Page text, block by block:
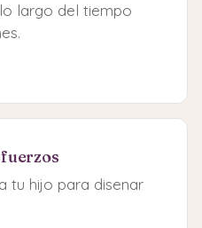
largo del tiempo
tu hijo para disenar